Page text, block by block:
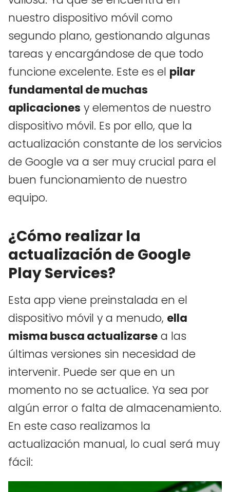
nuestro dispositivo móvil como
segundo plano, gestionando algunas
tareas y encargándose de que todo
funcione excelente. Este es el pilar
fundamental de muchas
aplicaciones y elementos de nuestro
dispositivo móvil. Es por ello, que la
actualización constante de los servicios
de Google va a ser muy crucial para el
buen funcionamiento de nuestro
equipo.
¿Cómo realizar la
actualización de Google
Play Services?
Esta app viene preinstalada en el
dispositivo móvil y a menudo, ella
misma busca actualizarse a las
últimas versiones sin necesidad de
intervenir. Puede ser que en un
momento no se actualice. Ya sea por
algún error o falta de almacenamiento.
En este caso realizamos la
actualización manual, lo cual será muy
fácil: